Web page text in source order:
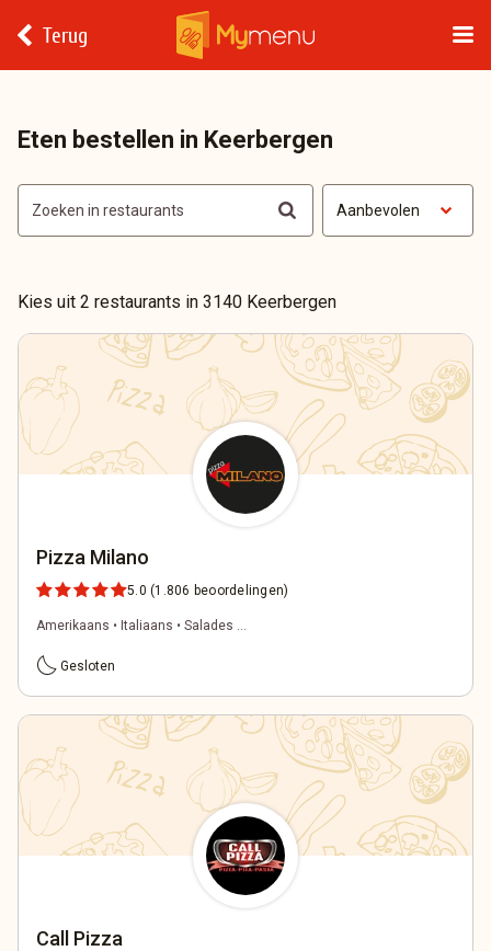
Terug
Eten bestellen in Keerbergen
Aanbevolen
Kies uit 2 restaurants in 3140 Keerbergen
Pizza Milano
5.0 (1.806 beoordelingen)
Amerikaans • Italiaans • Salades ...
bedtime Gesloten
Call Pizza